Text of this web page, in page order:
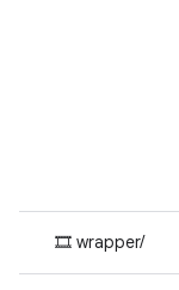
🎞 wrapper/